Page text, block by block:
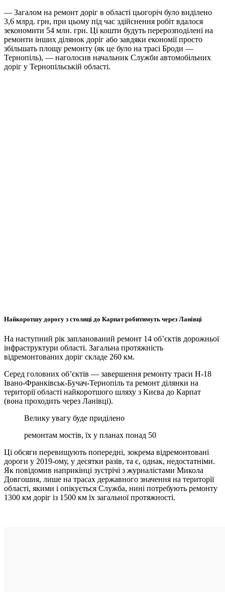
— Загалом на ремонт доріг в області цьогоріч було виділено
3,6 млрд. грн, при цьому під час здійснення робіт вдалося
зекономити 54 млн. грн. Ці кошти будуть перерозподілені на
ремонти інших ділянок доріг або завдяки економії просто
збільшать площу ремонту (як це було на трасі Броди —
Тернопіль), — наголосив начальник Служби автомобільних
доріг у Тернопільській області.
Найкоротшу дорогу з столиці до Карпат робитимуть через Ланівці
На наступний рік запланований ремонт 14 об’єктів дорожньої
інфраструктури області. Загальна протяжність
відремонтованих доріг складе 260 км.
Серед головних об’єктів — завершення ремонту траси Н-18
Івано-Франківськ-Бучач-Тернопіль та ремонт ділянки на
території області найкоротшого шляху з Києва до Карпат
(вона проходить через Ланівці).
Велику увагу буде приділено
ремонтам мостів, їх у планах понад 50
Ці обсяги перевищують попередні, зокрема відремонтовані
дороги у 2019-ому, у десятки разів, та є, однак, недостатніми.
Як повідомив наприкінці зустрічі з журналістами Микола
Довгошия, лише на трасах державного значення на території
області, якими і опікується Служба, нині потребують ремонту
1300 км доріг із 1500 км їх загальної протяжності.